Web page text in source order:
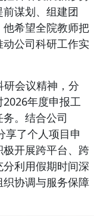
谋划、组建团
希望全院教师把
公司科研工作实
会议精神，分
年度申报工
。结合公司
享了个人项目申
开展跨平台、跨
利用假期时间深
协调与服务保障